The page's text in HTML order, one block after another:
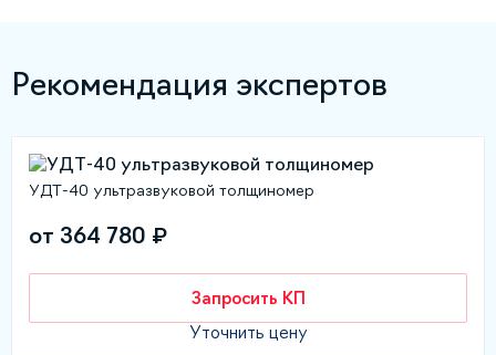
Рекомендация экспертов
УДТ-40 ультразвуковой толщиномер
от 364 780 ₽
Запросить КП
Уточнить цену